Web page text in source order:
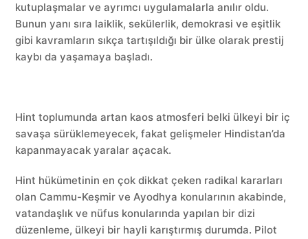
kutuplaşmalar ve ayrımcı uygulamalarla anılır oldu.
Bunun yanı sıra laiklik, sekülerlik, demokrasi ve eşitlik
gibi kavramların sıkça tartışıldığı bir ülke olarak prestij
kaybı da yaşamaya başladı.
Hint toplumunda artan kaos atmosferi belki ülkeyi bir iç
savaşa sürüklemeyecek, fakat gelişmeler Hindistan’da
kapanmayacak yaralar açacak.
Hint hükümetinin en çok dikkat çeken radikal kararları
olan Cammu-Keşmir ve Ayodhya konularının akabinde,
vatandaşlık ve nüfus konularında yapılan bir dizi
düzenleme, ülkeyi bir hayli karıştırmış durumda. Pilot